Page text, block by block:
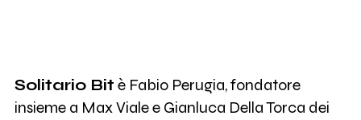
Solitario Bit è Fabio Perugia, fondatore
insieme a Max Viale e Gianluca Della Torca dei